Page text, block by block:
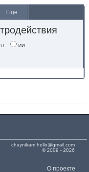
Еще...
ИИ
chaynikam.hello@gmail.com
© 2009 - 2026
О проекте